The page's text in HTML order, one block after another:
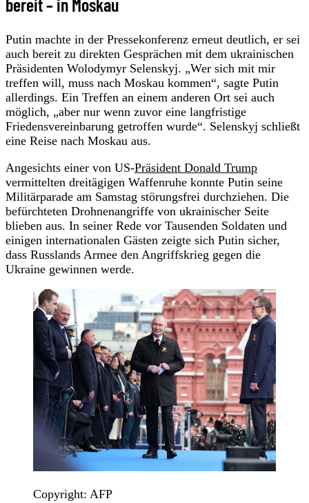
bereit – in Moskau
Putin machte in der Pressekonferenz erneut deutlich, er sei
auch bereit zu direkten Gesprächen mit dem ukrainischen
Präsidenten Wolodymyr Selenskyj. „Wer sich mit mir
treffen will, muss nach Moskau kommen“, sagte Putin
allerdings. Ein Treffen an einem anderen Ort sei auch
möglich, „aber nur wenn zuvor eine langfristige
Friedensvereinbarung getroffen wurde“. Selenskyj schließt
eine Reise nach Moskau aus.
Angesichts einer von US-Präsident Donald Trump
vermittelten dreitägigen Waffenruhe konnte Putin seine
Militärparade am Samstag störungsfrei durchziehen. Die
befürchteten Drohnenangriffe von ukrainischer Seite
blieben aus. In seiner Rede vor Tausenden Soldaten und
einigen internationalen Gästen zeigte sich Putin sicher,
dass Russlands Armee den Angriffskrieg gegen die
Ukraine gewinnen werde.
Copyright: AFP